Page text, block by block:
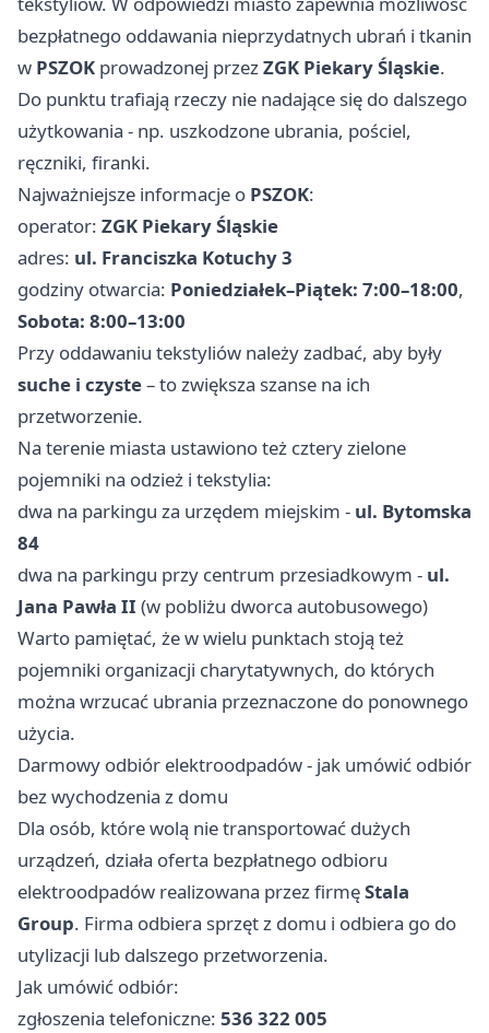
bezpłatnego oddawania nieprzydatnych ubrań i tkanin
w PSZOK prowadzonej przezZGK Piekary Śląskie.
Do punktu trafiają rzeczy nie nadające się do dalszego
użytkowania - np. uszkodzone ubrania, pościel,
ręczniki, firanki.
Najważniejsze informacje o PSZOK:
operator: ZGK Piekary Śląskie
adres: ul. Franciszka Kotuchy 3
godziny otwarcia: Poniedziałek–Piątek: 7:00–18:00,
Sobota: 8:00–13:00
Przy oddawaniu tekstyliów należy zadbać, aby były
suche i czyste– to zwiększa szanse na ich
przetworzenie.
Na terenie miasta ustawiono też cztery zielone
pojemniki na odzież i tekstylia:
dwa na parkingu za urzędem miejskim - ul. Bytomska
84
dwa na parkingu przy centrum przesiadkowym - ul.
Jana Pawła II (w pobliżu dworca autobusowego)
Warto pamiętać, że w wielu punktach stoją też
pojemniki organizacji charytatywnych, do których
można wrzucać ubrania przeznaczone do ponownego
użycia.
Darmowy odbiór elektroodpadów - jak umówić odbiór
bez wychodzenia z domu
Dla osób, które wolą nie transportować dużych
urządzeń, działa oferta bezpłatnego odbioru
elektroodpadów realizowana przez firmęStala
Group. Firma odbiera sprzęt z domu i odbiera go do
utylizacji lub dalszego przetworzenia.
Jak umówić odbiór:
zgłoszenia telefoniczne: 536 322 005